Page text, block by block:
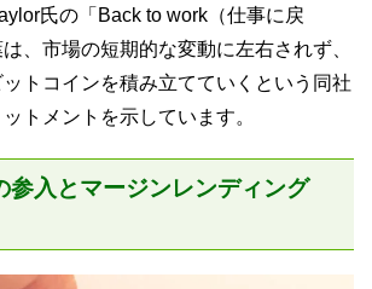
氏の「Back to work（仕事に戻
、市場の短期的な変動に左右されず、
トコインを積み立てていくという同社
トメントを示しています。
参入とマージンレンディング